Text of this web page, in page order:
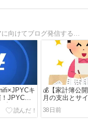
キ
JPYCを
当のリワ
💰【家計簿公
月の支出とサ
38日前